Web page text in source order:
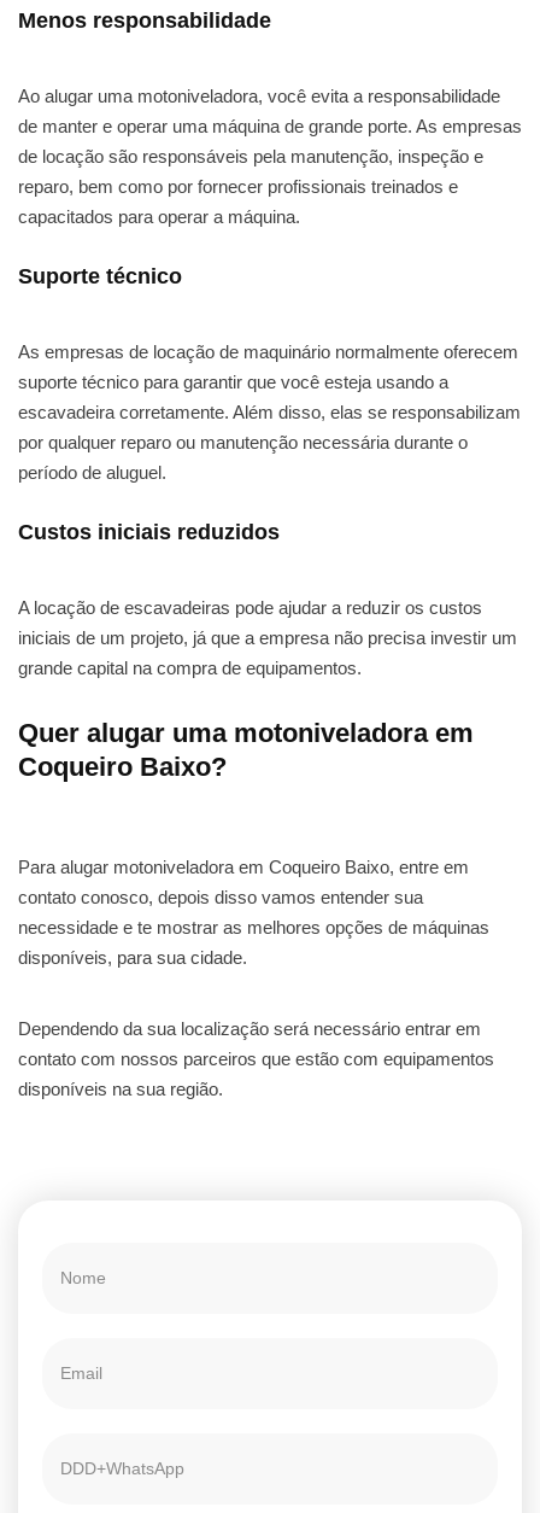
Menos responsabilidade
Ao alugar uma motoniveladora, você evita a responsabilidade
de manter e operar uma máquina de grande porte. As empresas
de locação são responsáveis pela manutenção, inspeção e
reparo, bem como por fornecer profissionais treinados e
capacitados para operar a máquina.
Suporte técnico
As empresas de locação de maquinário normalmente oferecem
suporte técnico para garantir que você esteja usando a
escavadeira corretamente. Além disso, elas se responsabilizam
por qualquer reparo ou manutenção necessária durante o
período de aluguel.
Custos iniciais reduzidos
A locação de escavadeiras pode ajudar a reduzir os custos
iniciais de um projeto, já que a empresa não precisa investir um
grande capital na compra de equipamentos.
Quer alugar uma motoniveladora em
Coqueiro Baixo?
Para alugar motoniveladora em Coqueiro Baixo, entre em
contato conosco, depois disso vamos entender sua
necessidade e te mostrar as melhores opções de máquinas
disponíveis, para sua cidade.
Dependendo da sua localização será necessário entrar em
contato com nossos parceiros que estão com equipamentos
disponíveis na sua região.